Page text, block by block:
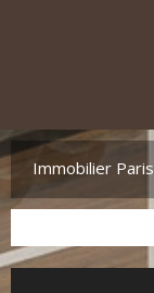
Immobilier Paris